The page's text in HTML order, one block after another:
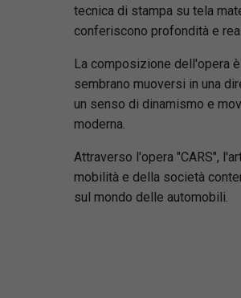
tecnica di stampa su tela
conferiscono profondità e
La composizione dell'opera
sembrano muoversi in una
un senso di dinamismo e
moderna.
Attraverso l'opera "CARS",
mobilità e della società
sul mondo delle automobili.